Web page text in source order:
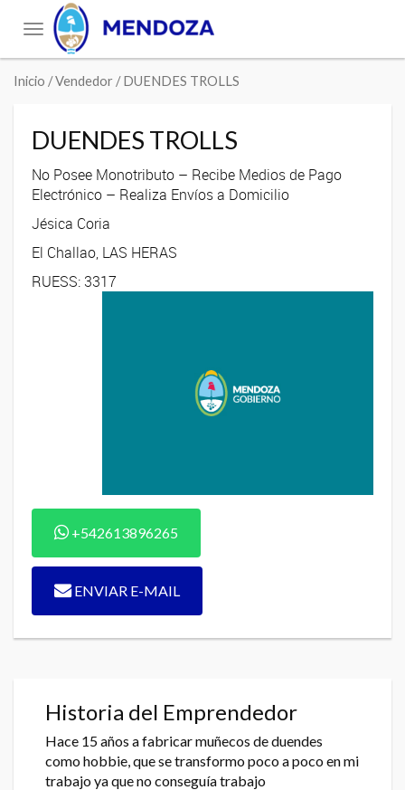
Toggle
navigation
Inicio / Vendedor / DUENDES TROLLS
DUENDES TROLLS
No Posee Monotributo – Recibe Medios de Pago
Electrónico – Realiza Envíos a Domicilio
Jésica Coria
El Challao, LAS HERAS
RUESS: 3317
+542613896265
ENVIAR E-MAIL
Historia del Emprendedor
Hace 15 años a fabricar muñecos de duendes
como hobbie, que se transformo poco a poco en mi
trabajo ya que no conseguía trabajo